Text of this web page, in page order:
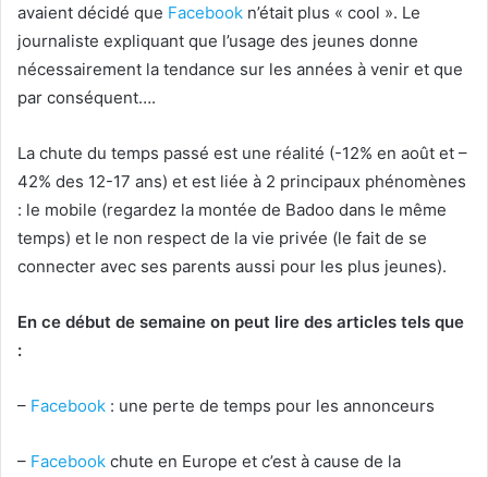
avaient décidé que Facebook n’était plus « cool ». Le
journaliste expliquant que l’usage des jeunes donne
nécessairement la tendance sur les années à venir et que
par conséquent….
La chute du temps passé est une réalité (-12% en août et –
42% des 12-17 ans) et est liée à 2 principaux phénomènes
: le mobile (regardez la montée de Badoo dans le même
temps) et le non respect de la vie privée (le fait de se
connecter avec ses parents aussi pour les plus jeunes).
En ce début de semaine on peut lire des articles tels que
:
– Facebook : une perte de temps pour les annonceurs
– Facebook chute en Europe et c’est à cause de la